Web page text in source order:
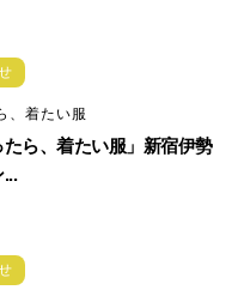
、着たい服
たら、着たい服」新宿伊勢